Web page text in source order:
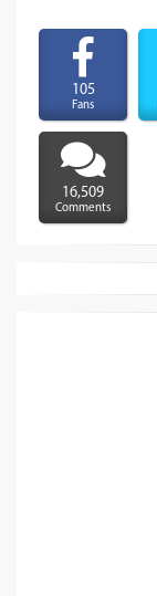
105
Fans
16,509
Comments